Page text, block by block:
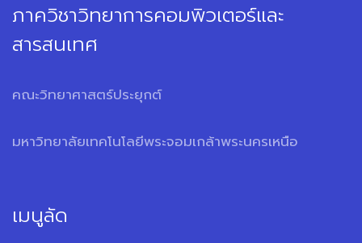
ภาควิชาวิทยาการคอมพิวเตอร์และ
สารสนเทศ
คณะวิทยาศาสตร์ประยุกต์
มหาวิทยาลัยเทคโนโลยีพระจอมเกล้าพระนครเหนือ
เมนูลัด